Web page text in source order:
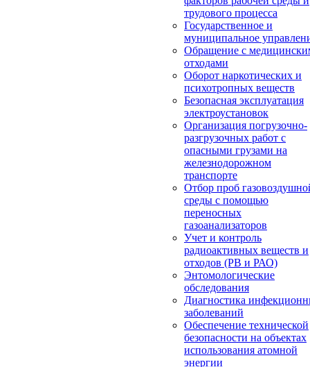
трудового процесса
Государственное и
муниципальное
Обращение с
отходами
Оборот наркотических и
психотропных веществ
Безопасная эксплуатация
электроустановок
Организация погрузочно-
разгрузочных работ с
опасными грузами на
железнодорожном
транспорте
Отбор проб
среды с помощью
переносных
газоанализаторов
Учет и контроль
радиоактивных веществ и
отходов (РВ и РАО)
Энтомологические
обследования
Диагностика
заболеваний
Обеспечение технической
безопасности на объектах
использования атомной
энергии